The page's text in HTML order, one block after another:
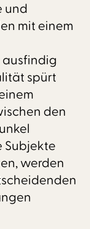
und
mit einem
spürt
den
Subjekte
werden